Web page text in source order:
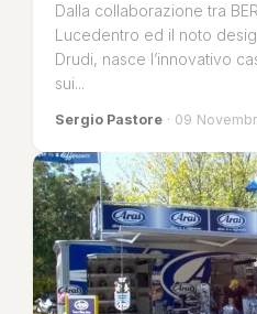
Dalla collaborazione tra
Lucedentro ed il noto
Drudi, nasce l’innovativo
sui...
Sergio Pastore · 09